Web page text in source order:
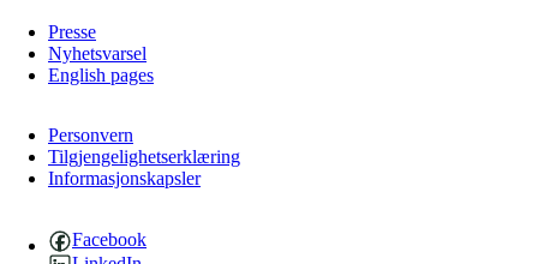
Presse
Nyhetsvarsel
English pages
Personvern
Tilgjengelighetserklæring
Informasjonskapsler
Facebook